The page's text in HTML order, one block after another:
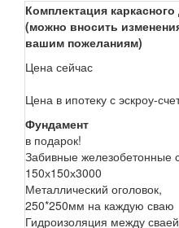
Комплектация
(можно вносить
вашим пожеланиям)
Цена сейчас
Цена в ипотеку с эскроу-
Фундамент
в подарок!
Забивные железобетонные
150х150х3000
Металлический оголовок,
250*250мм на каждую сваю
Гидроизоляция между